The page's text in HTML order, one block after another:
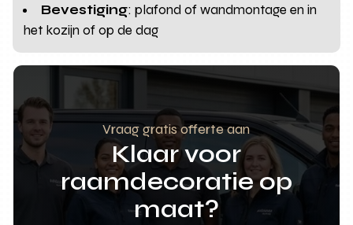
Bevestiging: plafond of wandmontage en in
het kozijn of op de dag
Vraag gratis offerte aan
Klaar voor
raamdecoratie op
maat?